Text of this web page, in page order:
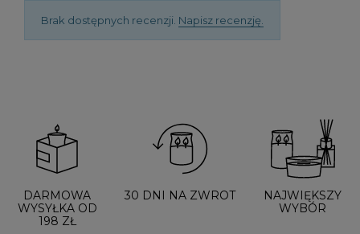
Brak dostępnych recenzji. Napisz recenzję.
DARMOWA
WYSYŁKA OD
198 ZŁ
30 DNI NA ZWROT
NAJWIĘKSZY
WYBÓR